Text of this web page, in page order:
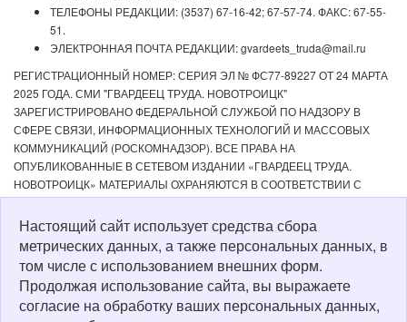
ТЕЛЕФОНЫ РЕДАКЦИИ: (3537) 67-16-42; 67-57-74. ФАКС: 67-55-
51.
ЭЛЕКТРОННАЯ ПОЧТА РЕДАКЦИИ: gvardeets_truda@mail.ru
РЕГИСТРАЦИОННЫЙ НОМЕР: СЕРИЯ ЭЛ № ФС77-89227 ОТ 24 МАРТА
2025 ГОДА. СМИ "ГВАРДЕЕЦ ТРУДА. НОВОТРОИЦК"
ЗАРЕГИСТРИРОВАНО ФЕДЕРАЛЬНОЙ СЛУЖБОЙ ПО НАДЗОРУ В
СФЕРЕ СВЯЗИ, ИНФОРМАЦИОННЫХ ТЕХНОЛОГИЙ И МАССОВЫХ
КОММУНИКАЦИЙ (РОСКОМНАДЗОР). ВСЕ ПРАВА НА
ОПУБЛИКОВАННЫЕ В СЕТЕВОМ ИЗДАНИИ «ГВАРДЕЕЦ ТРУДА.
НОВОТРОИЦК» МАТЕРИАЛЫ ОХРАНЯЮТСЯ В СООТВЕТСТВИИ С
ЗАКОНОДАТЕЛЬСТВОМ РФ. ЛЮБОЕ ИСПОЛЬЗОВАНИЕ МАТЕРИАЛОВ
ДОПУСКАЕТСЯ ТОЛЬКО ПО СОГЛАСОВАНИЮ С РЕДАКЦИЕЙ С
ОБЯЗАТЕЛЬНОЙ АКТИВНОЙ ССЫЛКОЙ НА ИСТОЧНИК. РЕДАКЦИЯ НЕ
НЕСЕТ ОТВЕТСТВЕННОСТИ ЗА ДОСТОВЕРНОСТЬ РЕКЛАМНЫХ
МАТЕРИАЛОВ, РАЗМЕЩЕННЫХ В СЕТЕВОМ ИЗДАНИИ «ГВАРДЕЕЦ
ТРУДА. НОВОТРОИЦК», А ТАКЖЕ ЗА СОДЕРЖАНИЕ ВЕБ-САЙТОВ, НА
КОТОРЫЕ ДАНЫ ГИПЕРССЫЛКИ. ДЛЯ ДЕТЕЙ СТАРШЕ 16 ЛЕТ.
Настоящий сайт использует средства сбора
метрических данных, а также персональных данных, в
том числе с использованием внешних форм.
Продолжая использование сайта, вы выражаете
согласие на обработку ваших персональных данных,